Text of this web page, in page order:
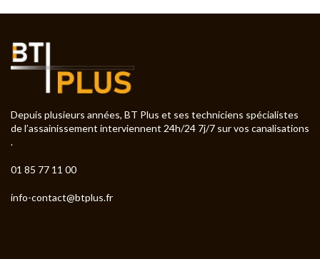
Depuis plusieurs années, BT Plus et ses techniciens spécialistes
de l’assainissement interviennent 24h/24 7j/7 sur vos canalisations
.
01 85 77 11 00
info-contact@btplus.fr